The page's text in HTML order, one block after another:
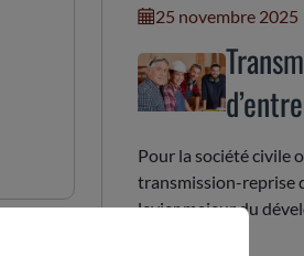
25 novembre 2025
enjeu
Pour la société civile
transmission-reprise
levier majeur du